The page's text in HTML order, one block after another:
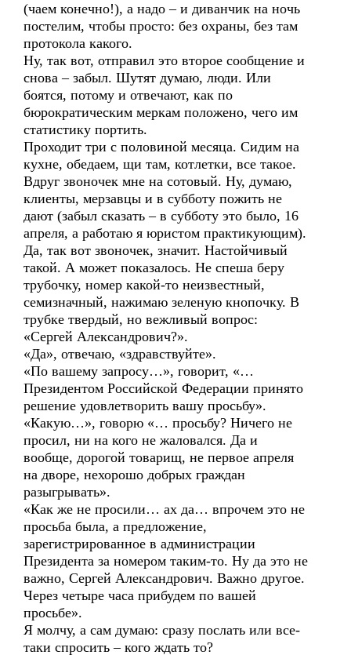
(чаем конечно!), а надо – и диванчик на ночь
постелим, чтобы просто: без охраны, без там
протокола какого.
Ну, так вот, отправил это второе сообщение и
снова – забыл. Шутят думаю, люди. Или
боятся, потому и отвечают, как по
бюрократическим меркам положено, чего им
статистику портить.
Проходит три с половиной месяца. Сидим на
кухне, обедаем, щи там, котлетки, все такое.
Вдруг звоночек мне на сотовый. Ну, думаю,
клиенты, мерзавцы и в субботу пожить не
дают (забыл сказать – в субботу это было, 16
апреля, а работаю я юристом практикующим).
Да, так вот звоночек, значит. Настойчивый
такой. А может показалось. Не спеша беру
трубочку, номер какой-то неизвестный,
семизначный, нажимаю зеленую кнопочку. В
трубке твердый, но вежливый вопрос:
«Сергей Александрович?».
«Да», отвечаю, «здравствуйте».
«По вашему запросу…», говорит, «…
Президентом Российской Федерации принято
решение удовлетворить вашу просьбу».
«Какую…», говорю «… просьбу? Ничего не
просил, ни на кого не жаловался. Да и
вообще, дорогой товарищ, не первое апреля
на дворе, нехорошо добрых граждан
разыгрывать».
«Как же не просили… ах да… впрочем это не
просьба была, а предложение,
зарегистрированное в администрации
Президента за номером таким-то. Ну да это не
важно, Сергей Александрович. Важно другое.
Через четыре часа прибудем по вашей
просьбе».
Я молчу, а сам думаю: сразу послать или все-
таки спросить – кого ждать то?